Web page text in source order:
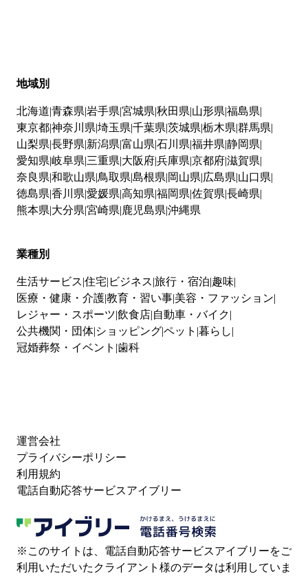
地域別
北海道 青森県 岩手県 宮城県 秋田県 山形県 福島県
東京都神奈川県 埼玉県 千葉県 茨城県 栃木県 群馬県
山梨県 長野県 新潟県 富山県 石川県 福井県 静岡県
愛知県 岐阜県 三重県 大阪府兵庫県 京都府滋賀県
奈良県 和歌山県 鳥取県 島根県 岡山県 広島県 山口県
徳島県 香川県 愛媛県 高知県 福岡県 佐賀県 長崎県
熊本県 大分県 宮崎県 鹿児島県 沖縄県
業種別
生活サービス 住宅 ビジネス 旅行・宿泊 趣味
医療・健康・介護教育・習い事 美容・ファッション
レジャー・スポーツ 飲食店 自動車・バイク
公共機関・団体 ショッピングペット 暮らし
冠婚葬祭・イベント 歯科
運営会社
プライバシーポリシー
利用規約
電話自動応答サービスアイブリー
※このサイトは、電話自動応答サービスアイブリーをご
利用いただいたクライアント様のデータは利用していま